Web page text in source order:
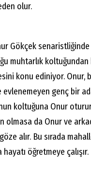
olur.
Gökçek
muhtarlık
konu ediniyor. Onur,
evlenemeyen genç bir
koltuğuna Onur
olmasa da Onur ve
alır. Bu sırada
öğretmeye çalışır.